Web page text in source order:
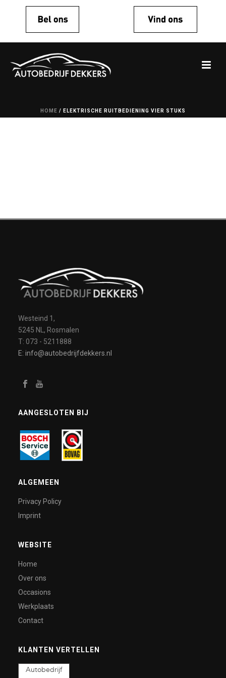
HOME / ELEKTRISCHE RUITBEDIENING VIER STUKS
Westeind 1,
5245 NL, Rosmalen
T: 073 - 5211888
E: info@autobedrijfdekkers.nl
AANGESLOTEN BIJ
ALGEMEEN
Privacy Policy
Imprint
WEBSITE
Home
Over ons
Occasions
Werkplaats
Contact
KLANTEN VERTELLEN
Autobedrijf